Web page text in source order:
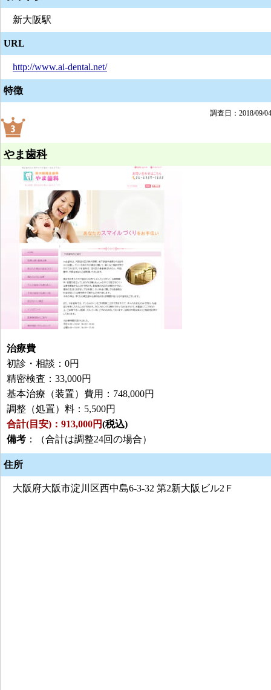
新大阪駅
URL
http://www.ai-dental.net/
特徴
調査日：2018/09/04
やま歯科
治療費
初診・相談：0円
精密検査：33,000円
基本治療（装置）費用：748,000円
調整（処置）料：5,500円
合計(目安)：913,000円(税込)
備考 ：（合計は調整24回の場合）
住所
大阪府大阪市淀川区西中島6-3-32 第2新大阪ビル2Ｆ